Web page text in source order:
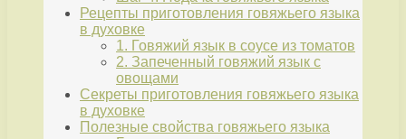
Рецепты приготовления говяжьего языка
в духовке
1. Говяжий язык в соусе из томатов
2. Запеченный говяжий язык с
овощами
Секреты приготовления говяжьего языка
в духовке
Полезные свойства говяжьего языка